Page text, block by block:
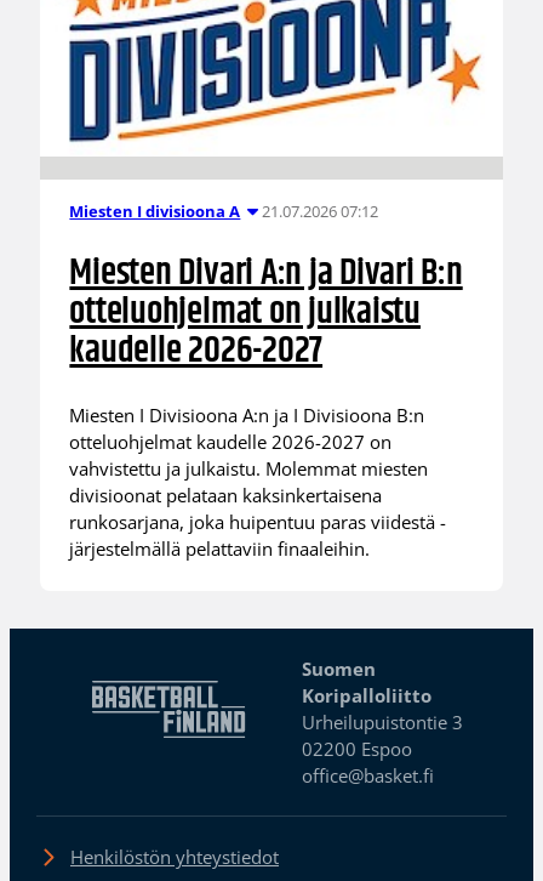
Miesten I divisioona A 21.07.2026 07:12
Miesten Divari A:n ja Divari B:n
otteluohjelmat on julkaistu
kaudelle 2026-2027
Miesten I Divisioona A:n ja I Divisioona B:n
otteluohjelmat kaudelle 2026-2027 on
vahvistettu ja julkaistu. Molemmat miesten
divisioonat pelataan kaksinkertaisena
runkosarjana, joka huipentuu paras viidestä -
järjestelmällä pelattaviin finaaleihin.
Suomen
Koripalloliitto
Urheilupuistontie 3
02200 Espoo
office@basket.fi
Henkilöstön yhteystiedot